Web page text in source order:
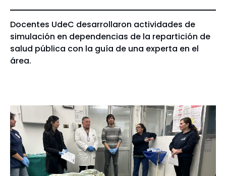
Docentes UdeC desarrollaron actividades de
simulación en dependencias de la repartición de
salud pública con la guía de una experta en el
área.